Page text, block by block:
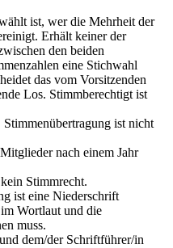
ist, wer die Mehrheit der
Erhält keiner der
den beiden
eine Stichwahl
das vom Vorsitzenden
Los. Stimmberechtigt ist
ist nicht
nach einem Jahr
Stimmrecht.
ist eine Niederschrift
Wortlaut und die
muss.
dem/der Schriftführer/in